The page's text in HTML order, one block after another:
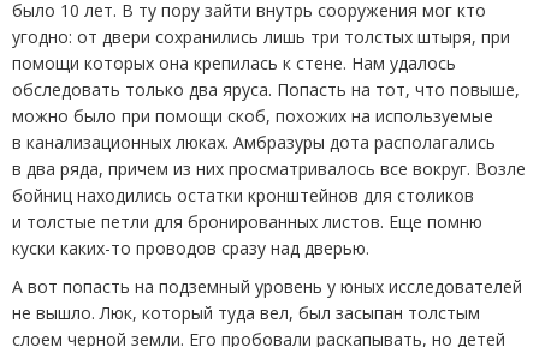
было 10 лет. В ту пору зайти внутрь сооружения мог кто
угодно: от двери сохранились лишь три толстых штыря, при
помощи которых она крепилась к стене. Нам удалось
обследовать только два яруса. Попасть на тот, что повыше,
можно было при помощи скоб, похожих на используемые
в канализационных люках. Амбразуры дота располагались
в два ряда, причем из них просматривалось все вокруг. Возле
бойниц находились остатки кронштейнов для столиков
и толстые петли для бронированных листов. Еще помню
куски каких-то проводов сразу над дверью.
А вот попасть на подземный уровень у юных исследователей
не вышло. Люк, который туда вел, был засыпан толстым
слоем черной земли. Его пробовали раскапывать, но детей